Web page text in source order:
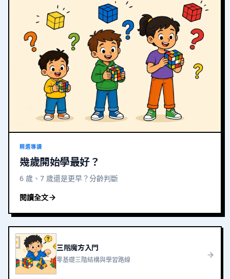
精選導讀
幾歲開始學最好？
6 歲、7 歲還是更早？分齡判斷
閱讀全文
三階魔方入門
零基礎三階結構與學習路線